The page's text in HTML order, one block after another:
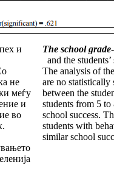
и
не
меѓу
и
во
The school grade-
and the
The analysis of
are no
between the
students from 5
school success.
students with
similar school